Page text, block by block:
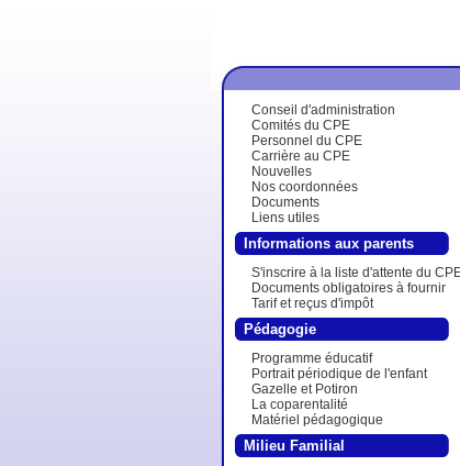
Conseil d'administration
Comités du CPE
Personnel du CPE
Carrière au CPE
Nouvelles
Nos coordonnées
Documents
Liens utiles
Informations aux parents
S'inscrire à la liste d'attente du
Documents obligatoires à fournir
Tarif et reçus d'impôt
Pédagogie
Programme éducatif
Portrait périodique de l'enfant
Gazelle et Potiron
La coparentalité
Matériel pédagogique
Milieu Familial